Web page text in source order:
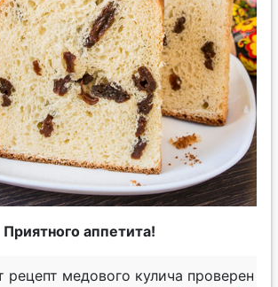
Приятного аппетита!
рецепт медового кулича проверен